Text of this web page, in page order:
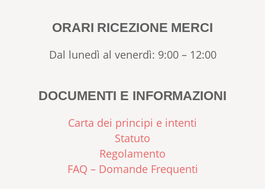
ORARI RICEZIONE MERCI
Dal lunedì al venerdì: 9:00 – 12:00
DOCUMENTI E INFORMAZIONI
Carta dei principi e intenti
Statuto
Regolamento
FAQ – Domande Frequenti